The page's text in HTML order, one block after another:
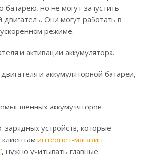
батарею, но не могут запустить
Они могут работать в
режиме.
и активации аккумулятора.
и аккумуляторной батареи,
аккумуляторов.
зарядных устройств, которые
клиентам интернет-магазин
, нужно учитывать главные